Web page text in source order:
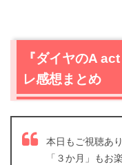
『ダイヤのA
レ感想まとめ
本日もご視聴あ
「３か月」もお